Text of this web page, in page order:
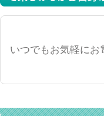
いつでもお気軽にお